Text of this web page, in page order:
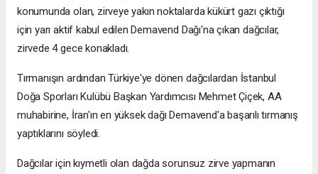
konumunda olan, zirveye yakın noktalarda kükürt gazı çıktığı
için yarı aktif kabul edilen Demavend Dağı'na çıkan dağcılar,
zirvede 4 gece konakladı.
Tırmanışın ardından Türkiye'ye dönen dağcılardan İstanbul
Doğa Sporları Kulübü Başkan Yardımcısı Mehmet Çiçek, AA
muhabirine, İran'ın en yüksek dağı Demavend'a başarılı tırmanış
yaptıklarını söyledi.
Dağcılar için kıymetli olan dağda sorunsuz zirve yapmanın